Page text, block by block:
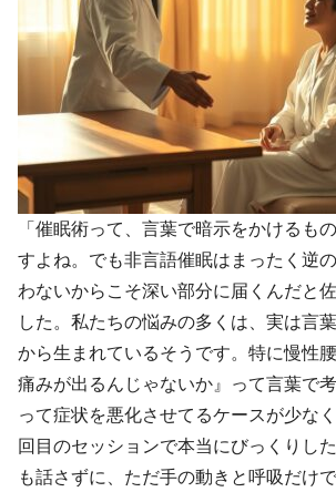
「催眠術って、言葉で暗示をかけるも
すよね。でも非言語催眠はまったく逆
わないからこそ深い部分に届くんだと
した。私たちの悩みの多くは、実は言
から生まれているそうです。特に慢性
痛みが出るんじゃないか』って言葉で
って症状を悪化させてるケースが少な
回目のセッションで本当にびっくりし
も話さずに、ただ手の動きと呼吸だけ